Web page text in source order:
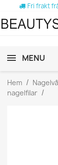
Fri frakt
MENU
Hem
nagelfilar